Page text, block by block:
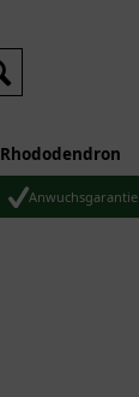
Rhododendron
Anwuchsgarantie